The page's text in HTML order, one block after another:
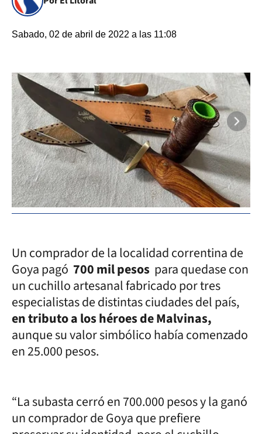
Sabado, 02 de abril de 2022 a las 11:08
Un comprador de la localidad correntina de
Goya pagó 700 mil pesos para quedase con
un cuchillo artesanal fabricado por tres
especialistas de distintas ciudades del país,
en tributo a los héroes de Malvinas,
aunque su valor simbólico había comenzado
en 25.000 pesos.
“La subasta cerró en 700.000 pesos y la ganó
un comprador de Goya que prefiere